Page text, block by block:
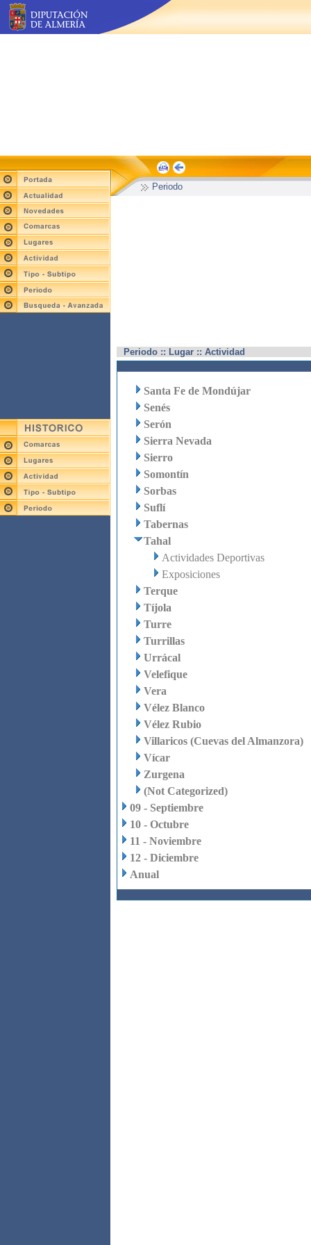
Periodo
Periodo :: Lugar :: Actividad
Santa Fe de Mondújar
Senés
Serón
Sierra Nevada
Sierro
Somontín
Sorbas
Suflí
Tabernas
Tahal
Actividades Deportivas
Exposiciones
Terque
Tíjola
Turre
Turrillas
Urrácal
Velefique
Vera
Vélez Blanco
Vélez Rubio
Villaricos (Cuevas del Almanzora)
Vícar
Zurgena
(Not Categorized)
09 - Septiembre
10 - Octubre
11 - Noviembre
12 - Diciembre
Anual